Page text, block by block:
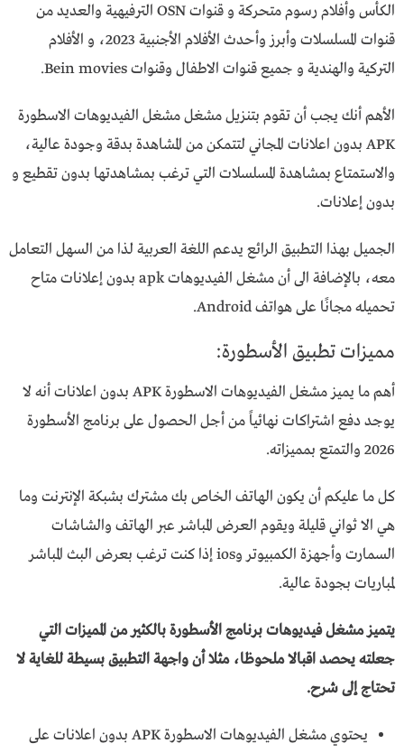
الكأس وأفلام رسوم متحركة و قنوات OSN الترفيهية والعديد من
قنوات المسلسلات وأبرز وأحدث الأفلام الأجنبية 2023، و الأفلام
التركية والهندية و جميع قنوات الاطفال وقنوات Bein movies.
الأهم أنك يجب أن تقوم بتنزيل مشغل مشغل الفيديوهات الاسطورة
APK بدون اعلانات المجاني لتتمكن من المشاهدة بدقة وجودة عالية،
والاستمتاع بمشاهدة المسلسلات التي ترغب بمشاهدتها بدون تقطيع و
بدون إعلانات.
الجميل بهذا التطبيق الرائع يدعم اللغة العربية لذا من السهل التعامل
معه، بالإضافة الى أن مشغل الفيديوهات apk بدون إعلانات متاح
تحميله مجانًا على هواتف Android.
مميزات تطبيق الأسطورة:
أهم ما يميز مشغل الفيديوهات الاسطورة APK بدون اعلانات أنه لا
يوجد دفع اشتراكات نهائياً من أجل الحصول على برنامج الأسطورة
2026 والتمتع بمميزاته.
كل ما عليكم أن يكون الهاتف الخاص بك مشترك بشبكة الإنترنت وما
هي الا ثواني قليلة ويقوم العرض المباشر عبر الهاتف والشاشات
السمارت وأجهزة الكمبيوتر وios إذا كنت ترغب بعرض البث المباشر
لمباريات بجودة عالية.
يتميز مشغل فيديوهات برنامج الأسطورة بالكثير من المميزات التي
جعلته يحصد اقبالا ملحوظا، مثلا أن واجهة التطبيق بسيطة للغاية لا
تحتاج إلى شرح.
يحتوي مشغل الفيديوهات الاسطورة APK بدون اعلانات على